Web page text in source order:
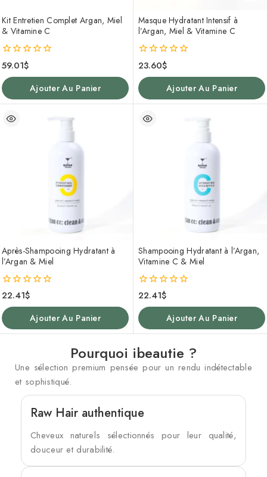
Kit Entretien Complet Argan, Miel
& Vitamine C
0
5
59.01$
Ajouter Au Panier
Masque Hydratant Intensif à
l’Argan, Miel & Vitamine C
0
5
23.60$
Ajouter Au Panier
Après-Shampooing Hydratant à
l’Argan & Miel
0
5
22.41$
Ajouter Au Panier
Shampooing Hydratant à l’Argan,
Vitamine C & Miel
0
5
22.41$
Ajouter Au Panier
Pourquoi ibeautie ?
Une sélection premium pensée pour un rendu indétectable
et sophistiqué.
Raw Hair authentique
Cheveux naturels sélectionnés pour leur qualité,
douceur et durabilité.